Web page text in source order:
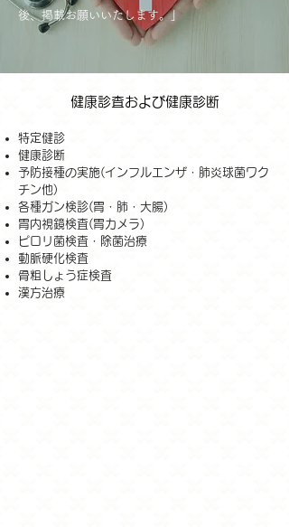
後、掲載お願いいたします。」
健康診査および健康診断
特定健診
健康診断
予防接種の実施(インフルエンザ・肺炎球菌ワク
チン他)
各種ガン検診(胃・肺・大腸)
胃内視鏡検査(胃カメラ)
ピロリ菌検査・除菌治療
動脈硬化検査
骨粗しょう症検査
漢方治療